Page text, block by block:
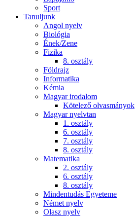
Sport
Tanuljunk
Angol nyelv
Biológia
Ének/Zene
Fizika
8. osztály
Földrajz
Informatika
Kémia
Magyar irodalom
Kötelező olvasmányok
Magyar nyelvtan
1. osztály
6. osztály
7. osztály
8. osztály
Matematika
2. osztály
6. osztály
8. osztály
Mindentudás Egyeteme
Német nyelv
Olasz nyelv